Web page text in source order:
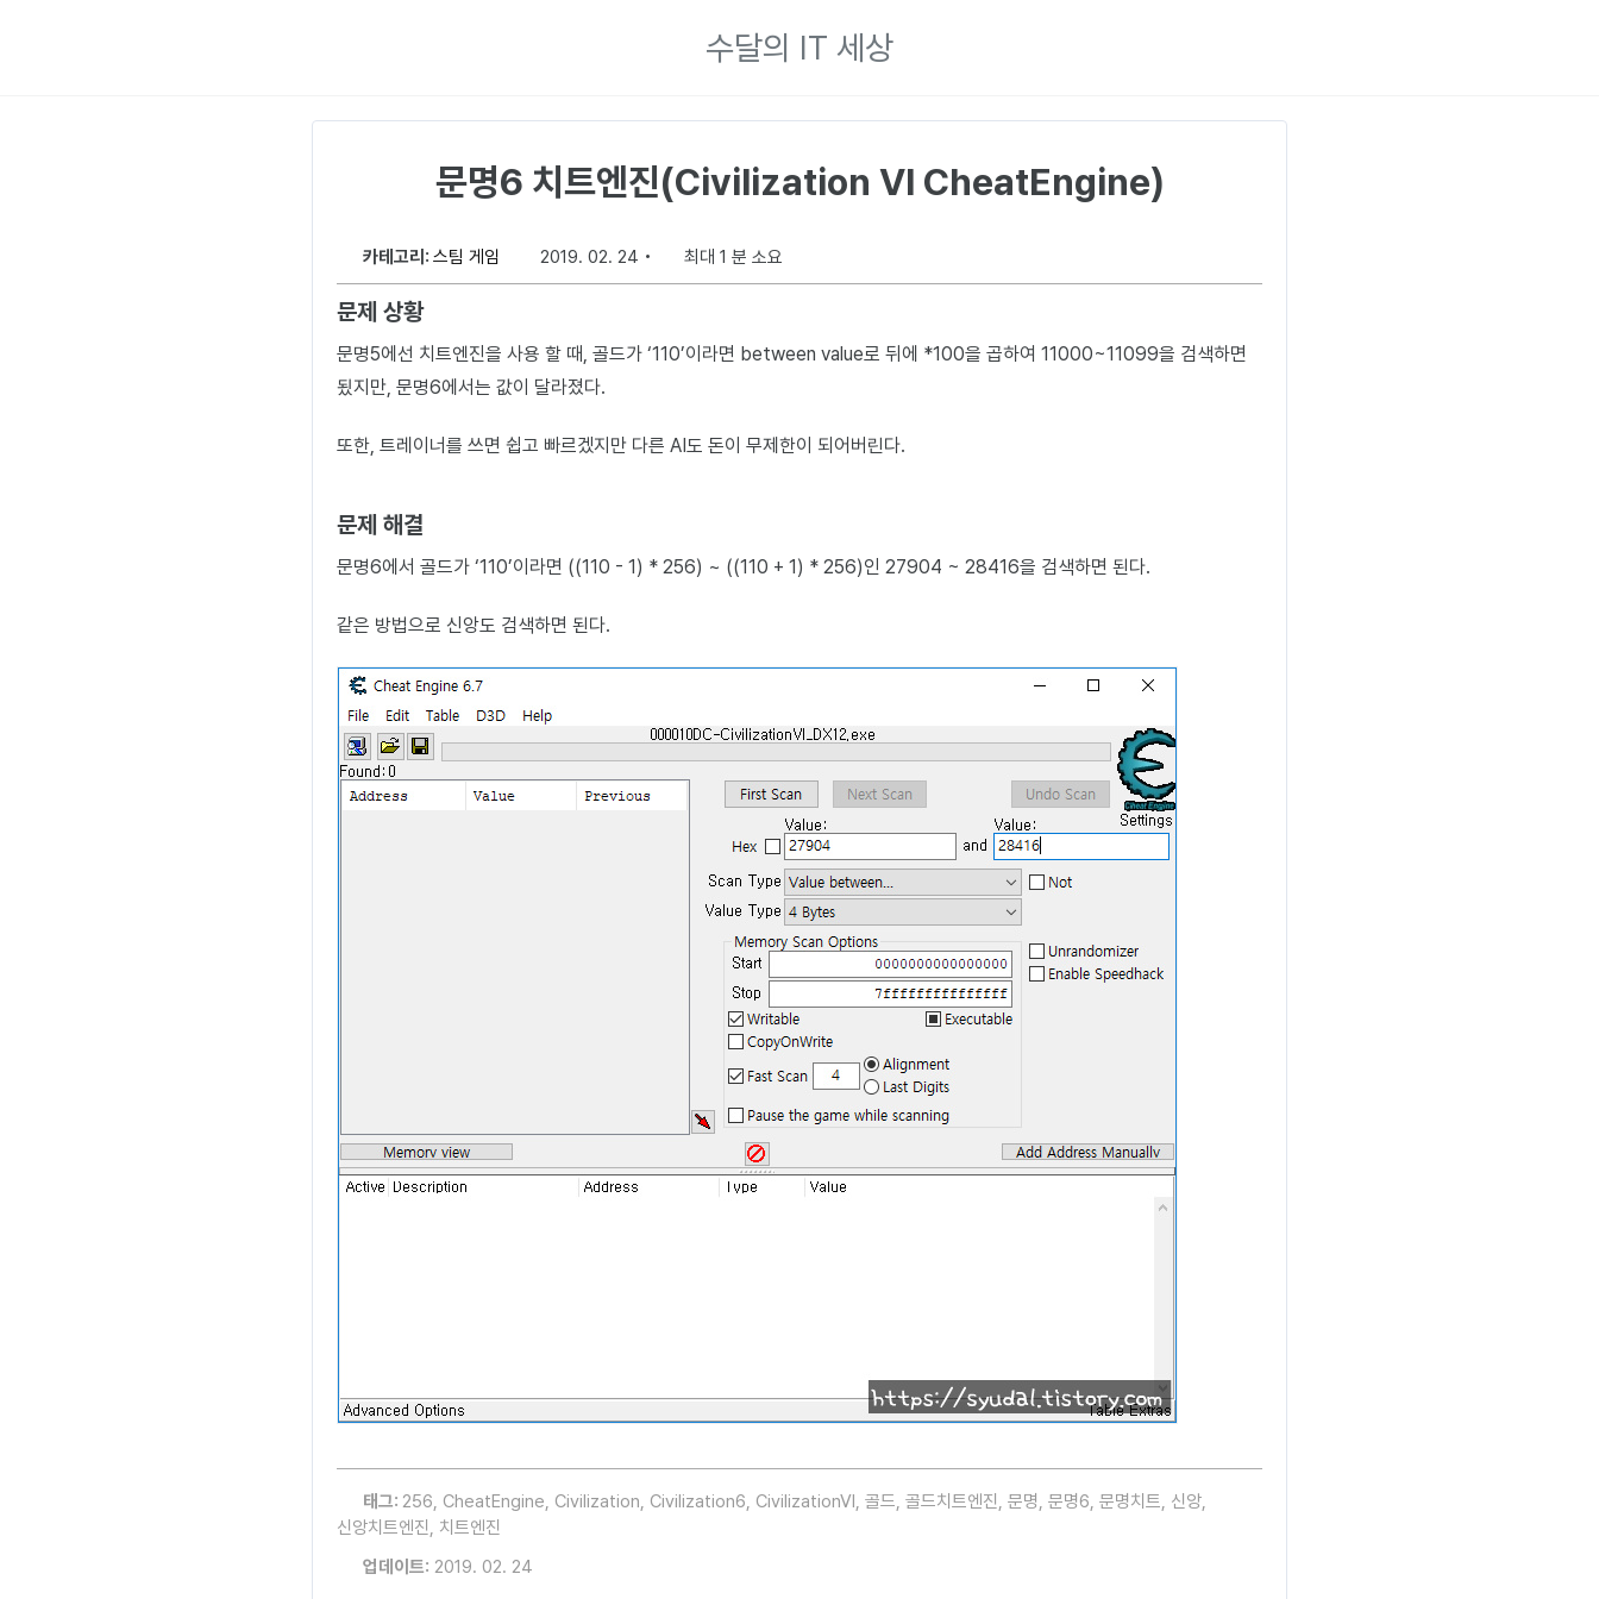
수달의 IT 세상
문명6 치트엔진(Civilization VI CheatEngine)
카테고리: 스팀 게임 2019. 02. 24 최대 1 분 소요
문제 상황
문명5에선 치트엔진을 사용 할 때, 골드가 ‘110’이라면 between value로 뒤에 *100을 곱하여 11000~11099을 검색하면
됬지만, 문명6에서는 값이 달라졌다.
또한, 트레이너를 쓰면 쉽고 빠르겠지만 다른 AI도 돈이 무제한이 되어버린다.
문제 해결
문명6에서 골드가 ‘110’이라면 ((110 - 1) * 256) ~ ((110 + 1) * 256)인 27904 ~ 28416을 검색하면 된다.
같은 방법으로 신앙도 검색하면 된다.
태그: 256, CheatEngine, Civilization, Civilization6, CivilizationVI, 골드, 골드치트엔진, 문명, 문명6, 문명치트, 신앙,
신앙치트엔진, 치트엔진
업데이트: 2019. 02. 24